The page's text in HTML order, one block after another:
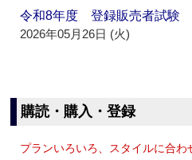
令和8年度 登録販売者試験
2026年05月26日 (火)
購読・購入・登録
プランいろいろ、スタイルに合わ